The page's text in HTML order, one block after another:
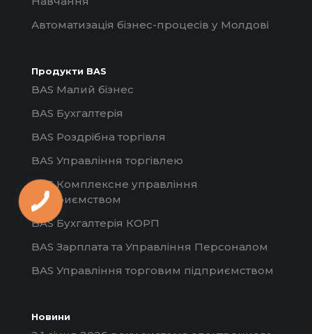
Автоматизація бізнес-процесів у Молдові
Продукти BAS
BAS Малий бізнес
BAS Бухгалтерія
BAS Роздрібна торгівля
BAS Управління торгівлею
BAS Комплексне управління
підприємством
BAS Бухгалтерія КОРП
BAS Зарплата та Управління Персоналом
BAS Управління торговим підприємством
Новини